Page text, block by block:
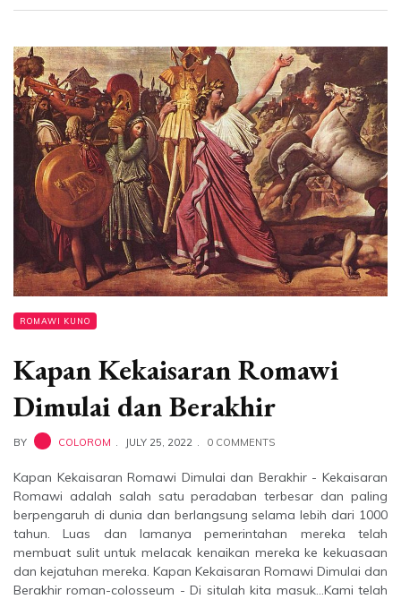
ROMAWI KUNO
Kapan Kekaisaran Romawi
Dimulai dan Berakhir
BY COLOROM JULY 25, 2022 0 COMMENTS
Kapan Kekaisaran Romawi Dimulai dan Berakhir - Kekaisaran
Romawi adalah salah satu peradaban terbesar dan paling
berpengaruh di dunia dan berlangsung selama lebih dari 1000
tahun. Luas dan lamanya pemerintahan mereka telah
membuat sulit untuk melacak kenaikan mereka ke kekuasaan
dan kejatuhan mereka. Kapan Kekaisaran Romawi Dimulai dan
Berakhir roman-colosseum - Di situlah kita masuk…Kami telah